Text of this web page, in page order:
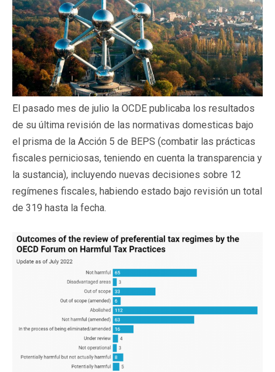
El pasado mes de julio la OCDE publicaba los resultados
de su última revisión de las normativas domesticas bajo
el prisma de la Acción 5 de BEPS (combatir las prácticas
fiscales perniciosas, teniendo en cuenta la transparencia y
la sustancia), incluyendo nuevas decisiones sobre 12
regímenes fiscales, habiendo estado bajo revisión un total
de 319 hasta la fecha.